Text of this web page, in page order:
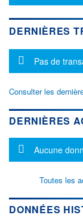
DERNIÈRES
Message
Pas de
Consulter les
DERNIÈRES
Message
Aucune
Toutes les
DONNÉES